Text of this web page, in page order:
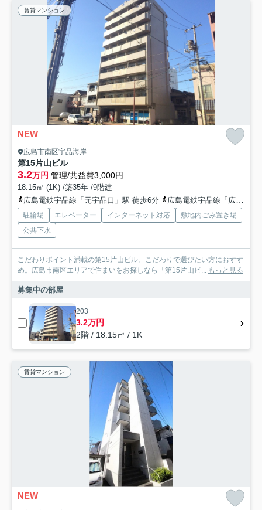
賃貸マンション
NEW
広島市南区宇品海岸
第15片山ビル
3.2万円 管理/共益費3,000円
18.15㎡ (1K) /築35年 /9階建
広島電鉄宇品線「元宇品口」駅 徒歩6分
広島電鉄宇品線「広島港（宇品）」駅 徒歩10分
駐輪場 エレベーター インターネット対応
敷地内ごみ置き場
公共下水
こだわりポイント満載の第15片山ビル。こだわりで選びたい方におすす
め。広島市南区エリアで住まいをお探しなら「第15片山ビ... もっと見る
募集中の部屋
203
3.2万円
2階 / 18.15㎡ / 1K
賃貸マンション
NEW